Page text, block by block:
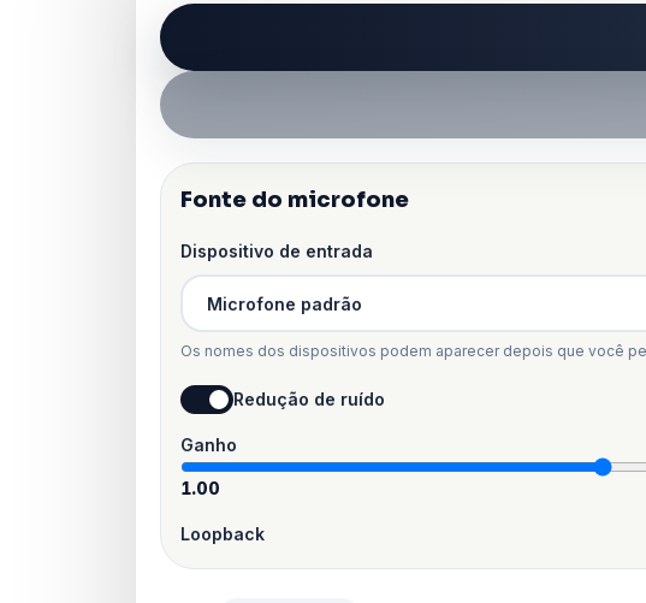
Fonte do microfone
Dispositivo de entrada
Os nomes dos dispositivos podem aparecer depois que você
Redução de ruído
Ganho
1.00
Loopback